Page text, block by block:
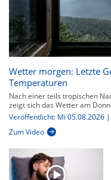
Wetter morgen: Letzte
Temperaturen
Nach einer teils tropischen
zeigt sich das Wetter am
Veröffentlicht: Mi 05.08.2026
Zum Video